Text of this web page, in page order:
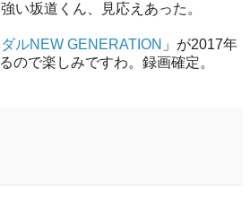
い坂道くん、見応えあった。
ルNEW GENERATION 」が2017年
ので楽しみですわ。録画確定。